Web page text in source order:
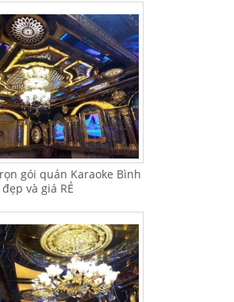
gói quán Karaoke Bình
và giá RẺ